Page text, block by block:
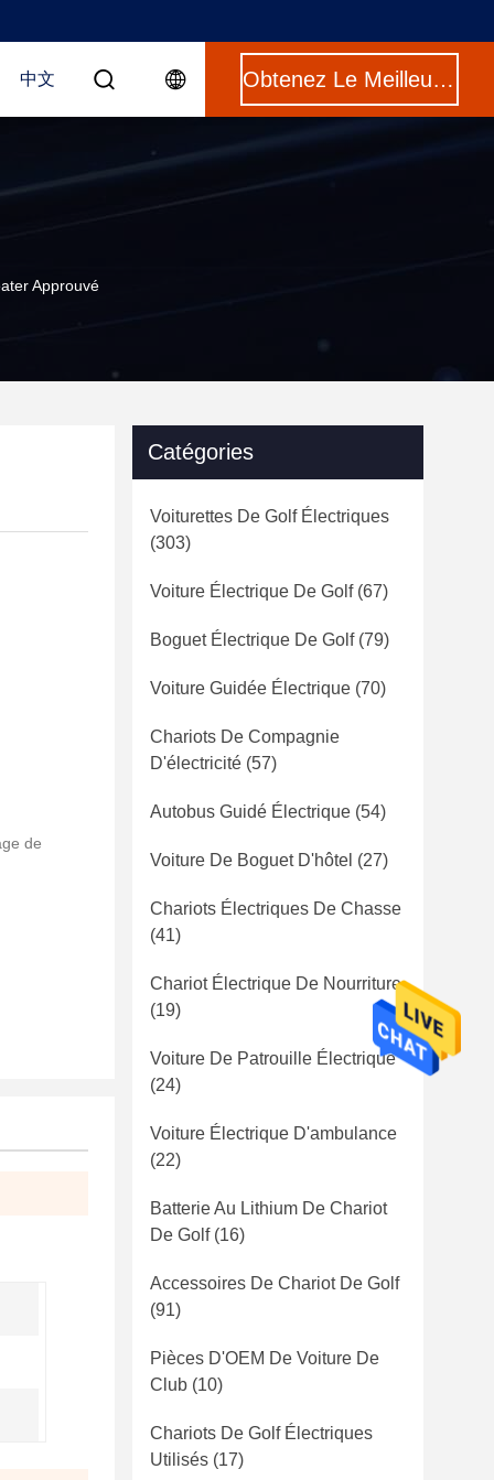
中文 Obtenez Le Meilleur Prix
Approuvé
de
Catégories
Voiturettes De Golf Électriques
(303)
Voiture Électrique De Golf(67)
Boguet Électrique De Golf(79)
Voiture Guidée Électrique (70)
Chariots De Compagnie
D'électricité (57)
Autobus Guidé Électrique (54)
Voiture De Boguet D'hôtel (27)
Chariots Électriques De Chasse
(41)
Chariot Électrique De Nourriture
(19)
Voiture De Patrouille Électrique
(24)
Voiture Électrique D'ambulance
(22)
Batterie Au Lithium De Chariot
De Golf(16)
Accessoires De Chariot De Golf
(91)
Pièces D'OEM De Voiture De
Club (10)
Chariots De Golf Électriques
Utilisés (17)